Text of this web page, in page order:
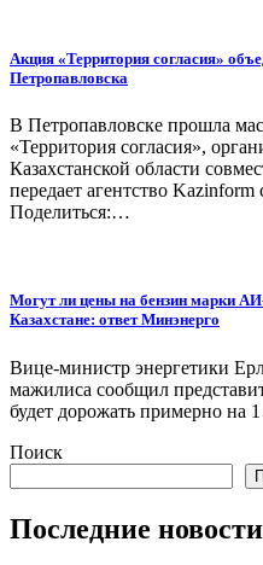
Акция «Территория согласия»
Петропавловска
В Петропавловске прошла
«Территория согласия»,
Казахстанской области
передает агентство
Поделиться:…
Могут ли цены на бензин марки АИ-
Казахстане: ответ Минэнерго
Вице-министр энергетики
мажилиса сообщил
будет дорожать примерно на
Поиск
Последние новости